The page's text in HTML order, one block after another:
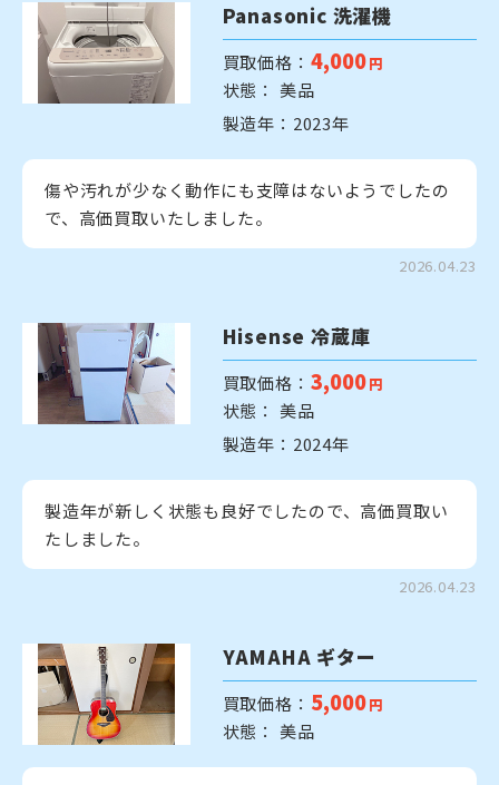
Panasonic 洗濯機
買取価格： 4,000 円
状態： 美品
製造年：2023年
傷や汚れが少なく動作にも支障はないようでしたの
で、高価買取いたしました。
2026.04.23
Hisense 冷蔵庫
買取価格： 3,000 円
状態： 美品
製造年：2024年
製造年が新しく状態も良好でしたので、高価買取い
たしました。
2026.04.23
YAMAHA ギター
買取価格： 5,000 円
状態： 美品